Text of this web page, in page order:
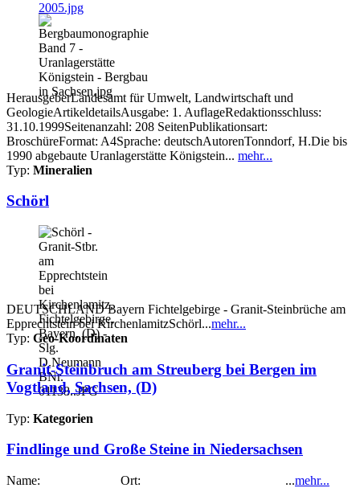
HerausgeberLandesamt für Umwelt, Landwirtschaft und
GeologieArtikeldetailsAusgabe: 1. AuflageRedaktionsschluss:
31.10.1999Seitenanzahl: 208 SeitenPublikationsart:
BroschüreFormat: A4Sprache: deutschAutorenTonndorf, H.Die bis
1990 abgebaute Uranlagerstätte Königstein... mehr...
Typ: Mineralien
Schörl
DEUTSCHLAND Bayern Fichtelgebirge - Granit-Steinbrüche am
Epprechtstein bei KirchenlamitzSchörl...mehr...
Typ: Geo-Koordinaten
Granit-Steinbruch am Streuberg bei Bergen im
Vogtland, Sachsen, (D)
Typ: Kategorien
Findlinge und Große Steine in Niedersachsen
Name: Ort: ...mehr...